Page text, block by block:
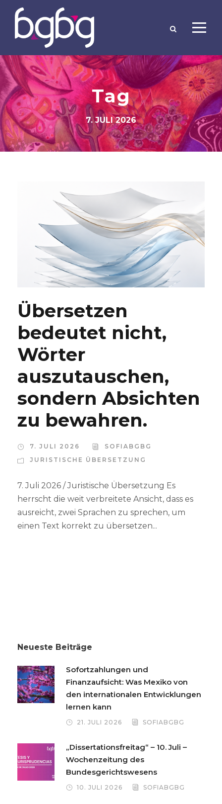
Tag
7. JULI 2026
Übersetzen
bedeutet nicht,
Wörter
auszutauschen,
sondern Absichten
zu bewahren.
7. JULI 2026
SOFIABGBG
JURISTISCHE ÜBERSETZUNG
7. Juli 2026 / Juristische Übersetzung Es
herrscht die weit verbreitete Ansicht, dass es
ausreicht, zwei Sprachen zu sprechen, um
einen Text korrekt zu übersetzen...
Neueste Beiträge
Sofortzahlungen und
Finanzaufsicht: Was Mexiko von
den internationalen Entwicklungen
lernen kann
21. JULI 2026 SOFIABGBG
„Dissertationsfreitag“ – 10. Juli –
Wochenzeitung des
Bundesgerichtswesens
10. JULI 2026 SOFIABGBG